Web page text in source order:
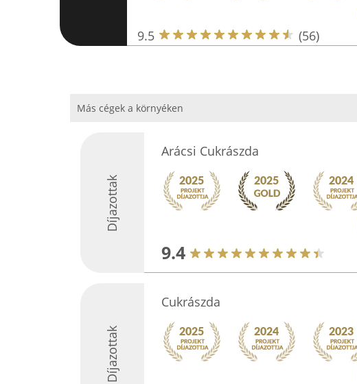
9.5 (56)
Más cégek a környéken
Díjazottak
Arácsi Cukrászda
9.4
Díjazottak
Cukrászda